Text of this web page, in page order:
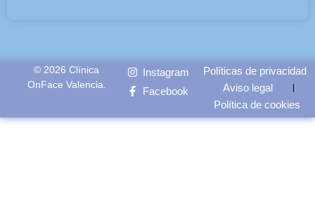
© 2026 Clínica
OnFace Valencia.
Instagram
Facebook
Políticas de privacidad
Aviso legal
Política de cookies